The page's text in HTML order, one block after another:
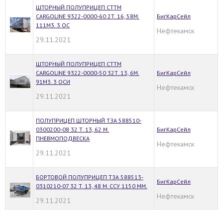
ШТОРНЫЙ ПОЛУПРИЦЕП CTTM
CARGOLINE 9322-0000-60 2Т. 16, 58М.
111М3. 3 ОС
29.11.2021
БигКарСейл
Нефтекамск
ШТОРНЫЙ ПОЛУПРИЦЕП CTTM
CARGOLINE 9322-0000-50 32Т. 13, 6М.
91М3. 3 ОСИ
29.11.2021
БигКарСейл
Нефтекамск
ПОЛУПРИЦЕП ШТОРНЫЙ ТЗА 588510-
0300200-08 32 Т. 13, 62 М.
ПНЕВМОПОДВЕСКА
29.11.2021
БигКарСейл
Нефтекамск
БОРТОВОЙ ПОЛУПРИЦЕП ТЗА 588513-
0310210-07 32 Т. 13, 48 М. ССУ 1150 ММ.
29.11.2021
БигКарСейл
Нефтекамск